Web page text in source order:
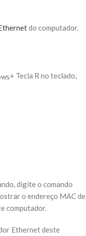
do computador.
+ Tecla R no teclado,
digite o comando
o endereço MAC de
computador.
Ethernet deste